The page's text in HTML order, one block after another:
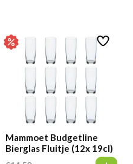
Mammoet Budgetline
Bierglas Fluitje (12x 19cl)